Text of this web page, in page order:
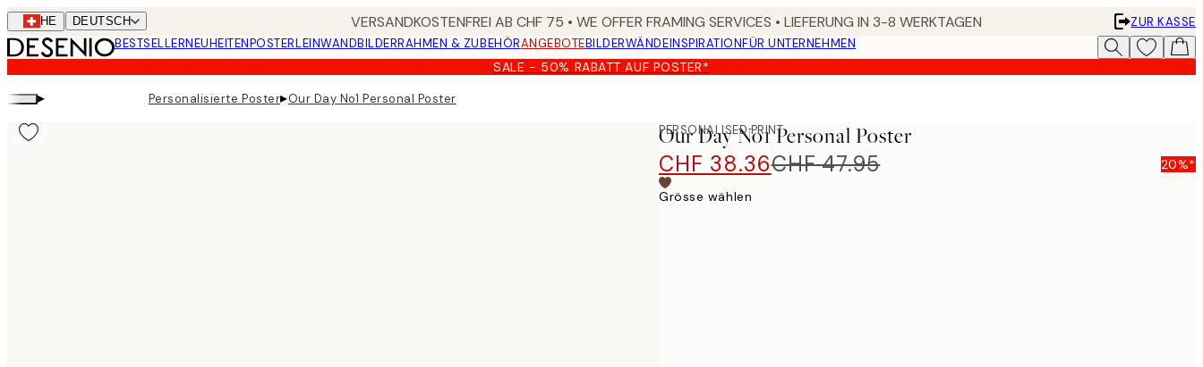
Skip
to
main
content.
CHE DEUTSCH VERSANDKOSTENFREI AB CHF 75 • WE OFFER FRAMING SERVICES • LIEFERUNG IN 3-8 WERKTAGEN
ZUR KASSE
BESTSELLERNEUHEITENPOSTERLEINWANDBILDERRAHMEN & ZUBEHÖRANGEBOTEBILDERWÄNDEINSPIRATIONFÜR UNTERNEHMEN
SALE - 50% RABATT AUF POSTER*
▸ Personalisierte Poster▸Our Day No1 Personal Poster
PERSONALISED PRINT
Our Day No1 Personal Poster
CHF 38.36CHF 47.95 20%*
Grösse wählen